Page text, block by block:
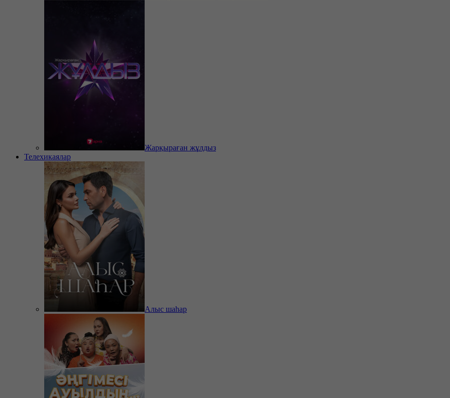
Жарқыраған жұлдыз
Телехикаялар
Алыс шаһар